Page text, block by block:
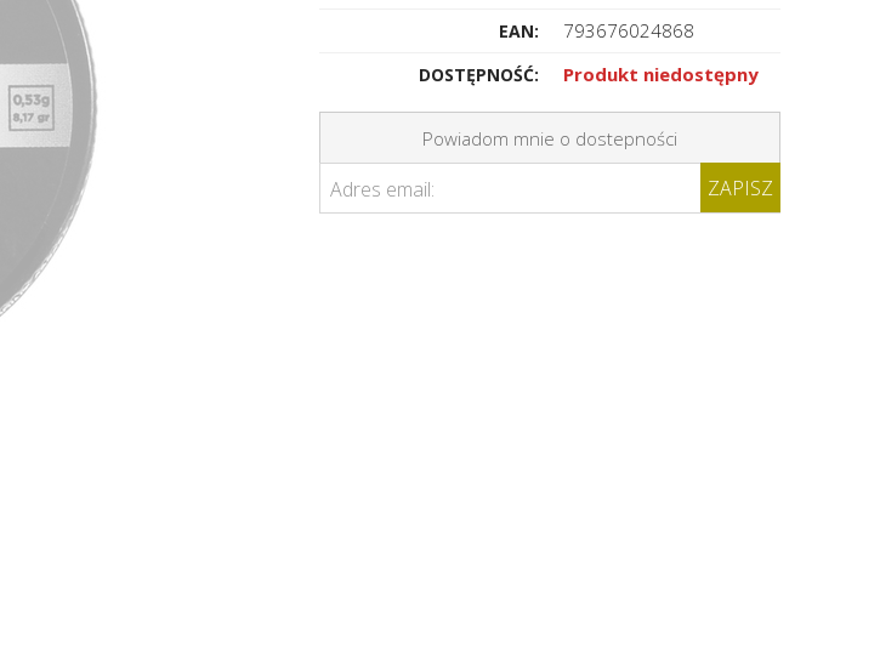
EAN: 793676024868
DOSTĘPNOŚĆ: Produkt niedostępny
Powiadom mnie o dostepności
Adres email: ZAPISZ